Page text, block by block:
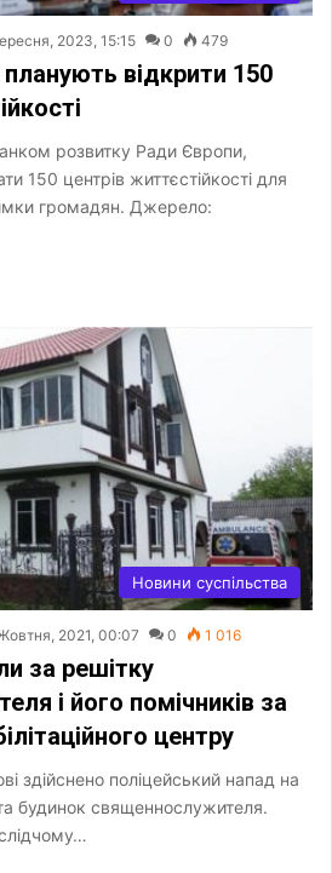
2023, 15:15 0 479
відкрити 150
розвитку Ради Європи,
150 центрів життєстійкості для
громадян. Джерело:
Новини суспільства
2021, 00:07 0 1 016
за решітку
і його помічників за
центру
здійснено поліцейський напад на
будинок священнослужителя.